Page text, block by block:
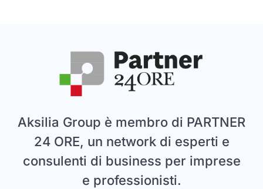
Aksilia Group è membro di PARTNER
24 ORE, un network di esperti e
consulenti di business per imprese
e professionisti.